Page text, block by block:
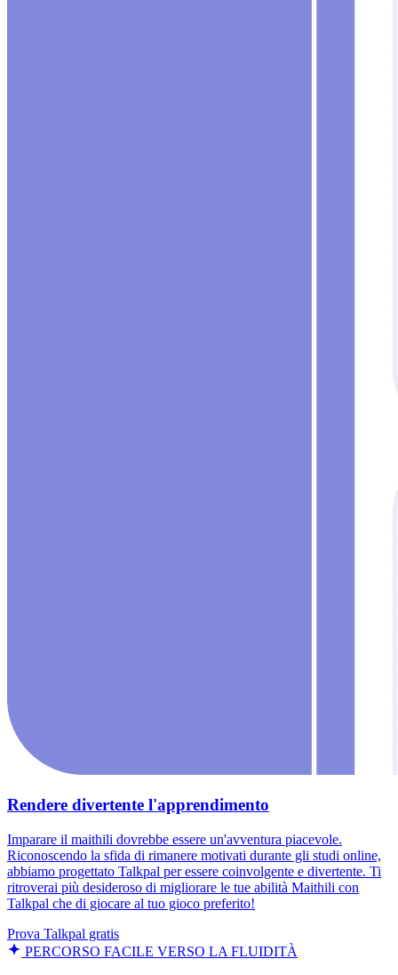
Rendere divertente l'apprendimento
Imparare il maithili dovrebbe essere un'avventura piacevole.
Riconoscendo la sfida di rimanere motivati durante gli studi online,
abbiamo progettato Talkpal per essere coinvolgente e divertente. Ti
ritroverai più desideroso di migliorare le tue abilità Maithili con
Talkpal che di giocare al tuo gioco preferito!
Prova Talkpal gratis
PERCORSO FACILE VERSO LA FLUIDITÀ